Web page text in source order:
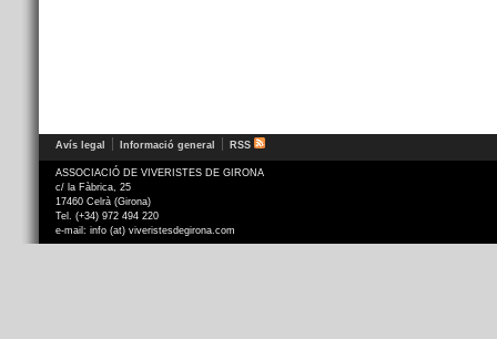
Avís legal Informació general RSS
ASSOCIACIÓ DE VIVERISTES DE GIRONA
c/ la Fàbrica, 25
17460 Celrà (Girona)
Tel. (+34) 972 494 220
e-mail: info (at) viveristesdegirona.com